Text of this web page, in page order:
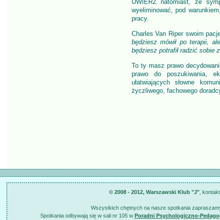
UWIERZ natomiast, że
wyeliminować, pod
pracy.
Charles Van Riper swoim
będziesz mówił po terapii,
będziesz potrafił radzić sobie
To ty masz prawo
prawo do poszukiwania,
ułatwiających słowne
życzliwego, fachowego
© 2008 - 2012, Warszawski Klub "J",
Wszystkich chętnych na nasze spotkania
Spotkania odbywają się w sali nr 105 w Poradni Psychologiczno-